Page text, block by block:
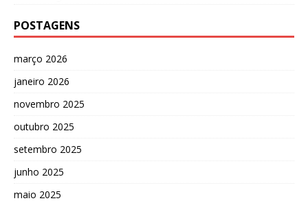
POSTAGENS
março 2026
janeiro 2026
novembro 2025
outubro 2025
setembro 2025
junho 2025
maio 2025